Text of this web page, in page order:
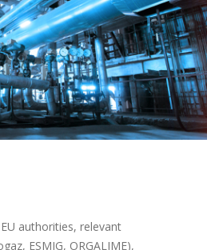
authorities, relevant
ESMIG, ORGALIME),